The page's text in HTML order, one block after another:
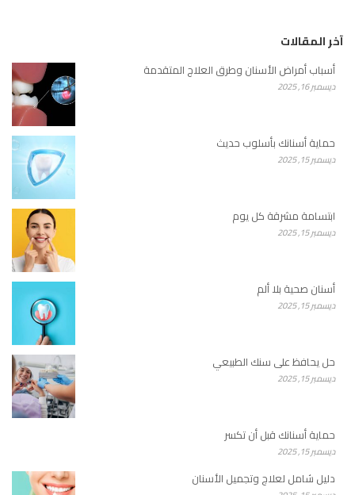
آخر المقالات
أسباب أمراض الأسنان وطرق العلاج المتقدمة
ديسمبر 16, 2025
حماية أسنانك بأسلوب حديث
ديسمبر 15, 2025
ابتسامة مشرقة كل يوم
ديسمبر 15, 2025
أسنان صحية بلا ألم
ديسمبر 15, 2025
حل يحافظ على سنك الطبيعي
ديسمبر 15, 2025
حماية أسنانك قبل أن تكسر
ديسمبر 15, 2025
دليل شامل لعلاج وتجميل الأسنان